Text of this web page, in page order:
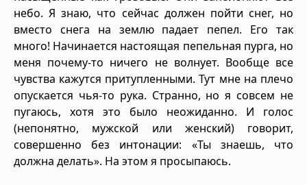
небо. Я знаю, что сейчас должен пойти снег, но
вместо снега на землю падает пепел. Его так
много! Начинается настоящая пепельная пурга, но
меня почему-то ничего не волнует. Вообще все
чувства кажутся притупленными. Тут мне на плечо
опускается чья-то рука. Странно, но я совсем не
пугаюсь, хотя это было неожиданно. И голос
(непонятно, мужской или женский) говорит,
совершенно без интонации: «Ты знаешь, что
должна делать». На этом я просыпаюсь.